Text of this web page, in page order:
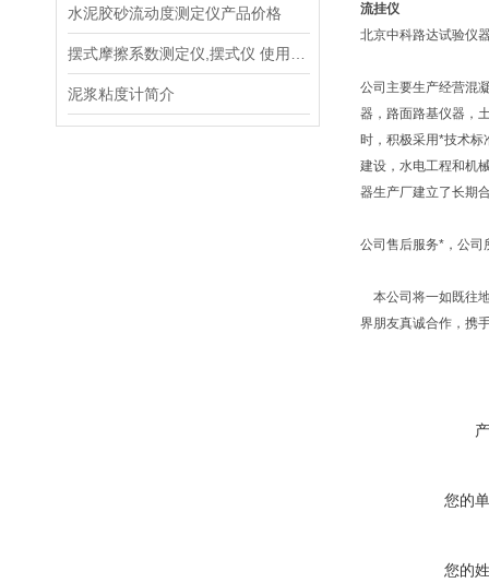
水泥胶砂流动度测定仪产品价格
泥浆粘度计简介
流挂仪
北京中科路达试验仪
公司主要生产经营混
器，路面路基仪器，
时，积极采用*技术
建设，水电工程和机
器生产厂建立了长期
公司售后服务*，公司
本公司将一如既往
界朋友真诚合作，携
您的
您的